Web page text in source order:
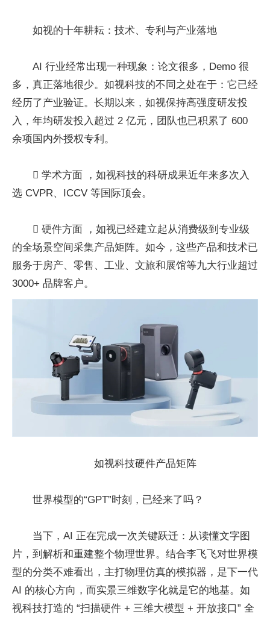
如视的十年耕耘：技术、专利与产业落地
AI 行业经常出现一种现象：论文很多，Demo 很
多，真正落地很少。如视科技的不同之处在于：它已经
经历了产业验证。长期以来，如视保持高强度研发投
入，年均研发投入超过 2 亿元，团队也已积累了 600
余项国内外授权专利。
 学术方面 ，如视科技的科研成果近年来多次入
选 CVPR、ICCV 等国际顶会。
 硬件方面 ，如视已经建立起从消费级到专业级
的全场景空间采集产品矩阵。如今，这些产品和技术已
服务于房产、零售、工业、文旅和展馆等九大行业超过
3000+ 品牌客户。
如视科技硬件产品矩阵
世界模型的“GPT”时刻，已经来了吗？
当下，AI 正在完成一次关键跃迁：从读懂文字图
片，到解析和重建整个物理世界。结合李飞飞对世界模
型的分类不难看出，主打物理仿真的模拟器，是下一代
AI 的核心方向，而实景三维数字化就是它的地基。如
视科技打造的 “扫描硬件 + 三维大模型 + 开放接口” 全